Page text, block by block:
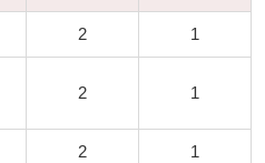
2 1
2 1
2 1